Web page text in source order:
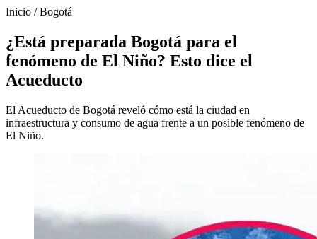
Inicio /Bogotá
¿Está preparada Bogotá para el
fenómeno de El Niño? Esto dice el
Acueducto
El Acueducto de Bogotá reveló cómo está la ciudad en
infraestructura y consumo de agua frente a un posible fenómeno de
El Niño.